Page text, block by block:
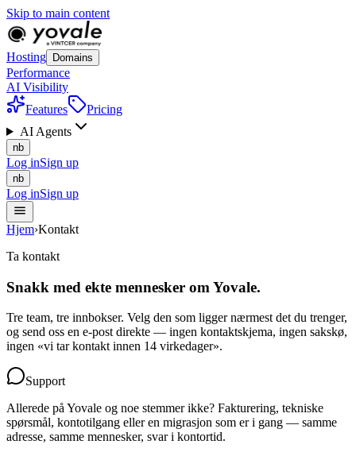
Skip to main content
Hosting Domains
Performance
AI Visibility
Features
Pricing
AI Agents
nb
Log inSign up
nb
Log inSign up
Hjem›Kontakt
Ta kontakt
Snakk med ekte mennesker om Yovale.
Tre team, tre innbokser. Velg den som ligger nærmest det du trenger,
og send oss en e-post direkte — ingen kontaktskjema, ingen sakskø,
ingen «vi tar kontakt innen 14 virkedager».
Support
Allerede på Yovale og noe stemmer ikke? Fakturering, tekniske
spørsmål, kontotilgang eller en migrasjon som er i gang — samme
adresse, samme mennesker, svar i kontortid.